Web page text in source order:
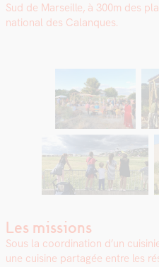
Sud de Mar­seille, à 300m des
nation­al des Calan­ques.
Les missions
Sous la coor­di­na­tion d’un
une cui­sine partagée entre les